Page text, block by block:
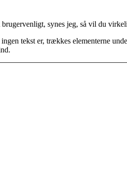
synes jeg, så vil du
tekst er, trækkes elementerne